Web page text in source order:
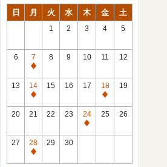
日 月 火 水 木 金 土
1 2 3 4 5
6
7
休
館
日
8 9 10 11 12
13
14
休
館
15 16 17
18
休
館
19
20 21 22 23
24
休
25 26
27
28
休
29 30